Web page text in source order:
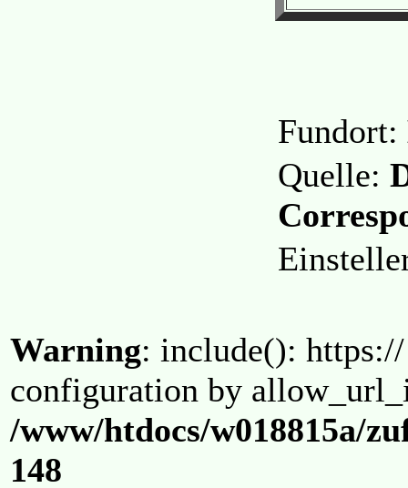
Fundort:
Quelle:
Warning: include():
configuration by
/www/htdocs/w018815a/
148